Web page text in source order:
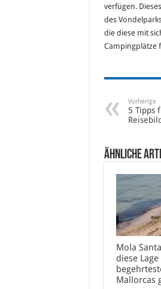
verfügen.
des
die diese mit
Campingplätze
Vorherige
5 Tipps
Ähnliche
Mola
diese
Mallorcas